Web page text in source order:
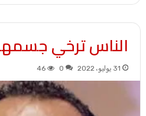
الناس ترخي
31 يوليو، 2022 0
46